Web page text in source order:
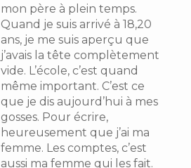
mon père à plein temps.
Quand je suis arrivé à 18,20
ans, je me suis aperçu que
j’avais la tête complètement
vide. L’école, c’est quand
même important. C’est ce
que je dis aujourd’hui à mes
gosses. Pour écrire,
heureusement que j’ai ma
femme. Les comptes, c’est
aussi ma femme qui les fait.